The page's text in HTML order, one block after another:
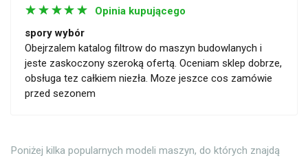
☆☆☆☆☆
Opinia kupującego
spory wybór
Obejrzalem katalog filtrow do maszyn budowlanych i
jeste zaskoczony szeroką ofertą. Oceniam sklep dobrze,
obsługa tez całkiem niezła. Moze jeszce cos zamówie
przed sezonem
Poniżej kilka popularnych modeli maszyn, do których znajdą